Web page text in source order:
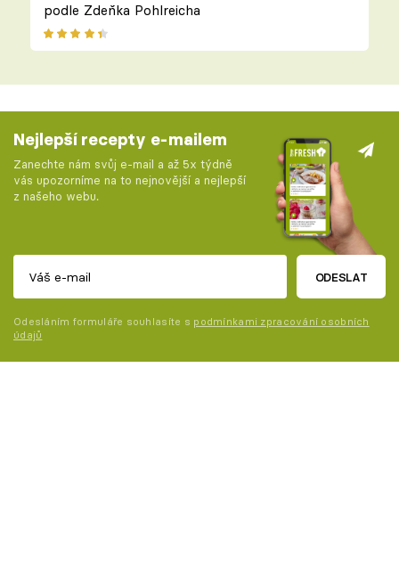
podle Zdeňka Pohlreicha
Nejlepší recepty e-mailem
Zanechte nám svůj e-mail a až 5x týdně
vás upozorníme na to nejnovější a nejlepší
z našeho webu.
ODESLAT
Odesláním formuláře souhlasíte s podmínkami zpracování osobních
údajů